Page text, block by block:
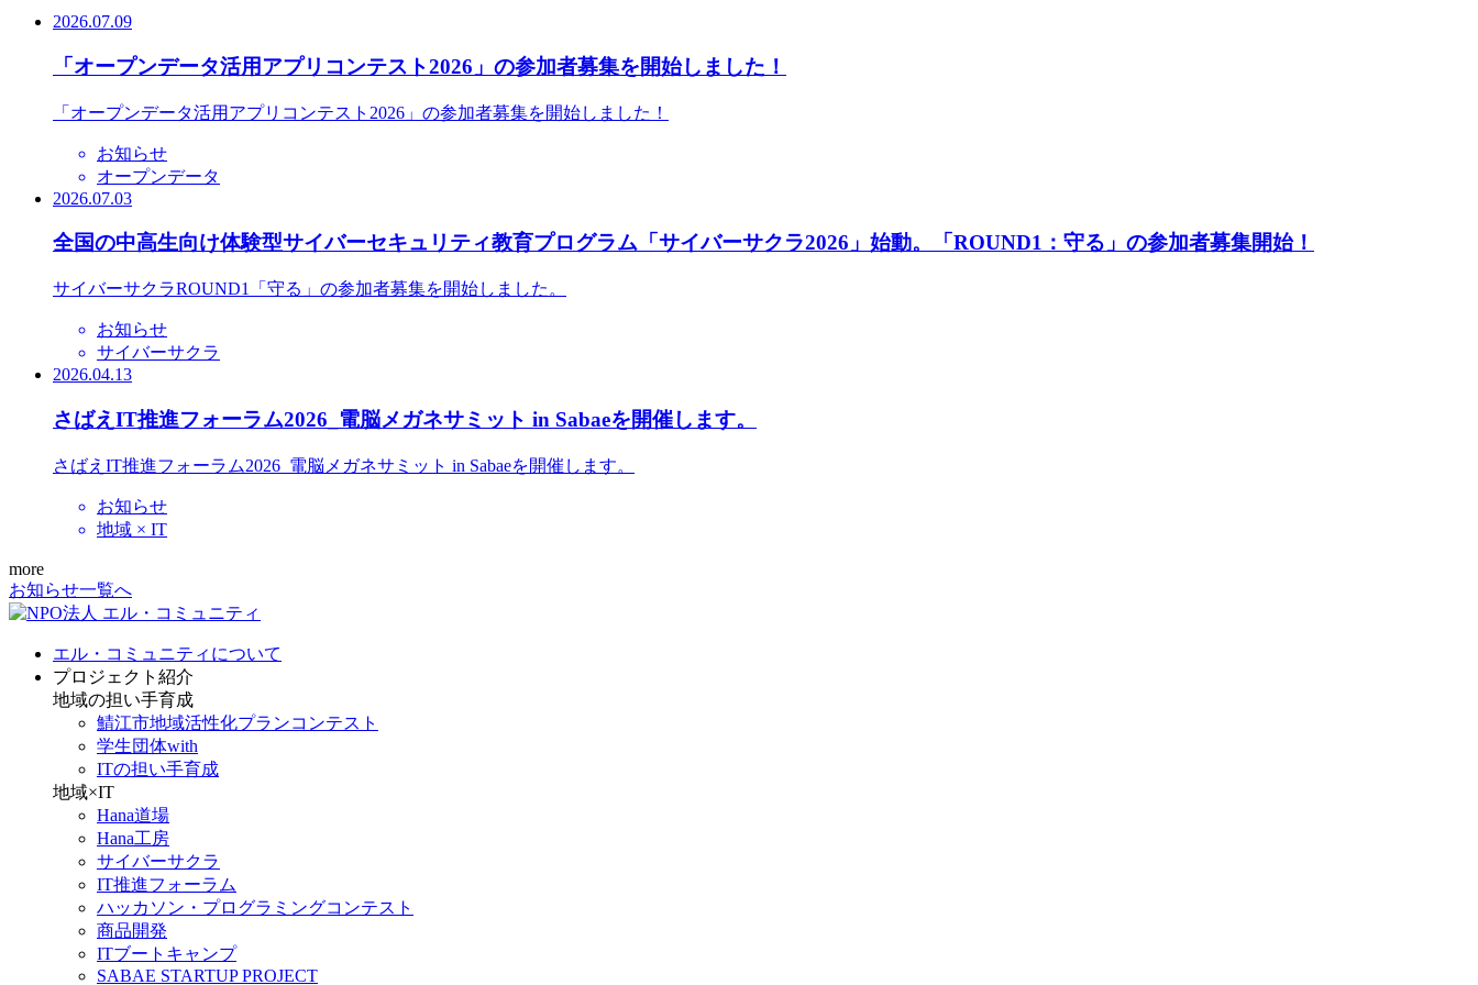
2026.07.09
「オープンデータ活用アプリコンテスト2026」の参加者募集を開始しました！
「オープンデータ活用アプリコンテスト2026」の参加者募集を開始しました！
お知らせ
オープンデータ
2026.07.03
全国の中高生向け体験型サイバーセキュリティ教育プログラム「サイバーサクラ2026」始動。「ROUND1：守る」の参加者募集開始！
サイバーサクラROUND1「守る」の参加者募集を開始しました。
お知らせ
サイバーサクラ
2026.04.13
さばえIT推進フォーラム2026_電脳メガネサミット in Sabaeを開催します。
さばえIT推進フォーラム2026_電脳メガネサミット in Sabaeを開催します。
お知らせ
地域 × IT
more
お知らせ一覧へ
エル・コミュニティについて
プロジェクト紹介
地域の担い手育成
鯖江市地域活性化プランコンテスト
学生団体with
ITの担い手育成
地域×IT
Hana道場
Hana工房
サイバーサクラ
IT推進フォーラム
ハッカソン・プログラミングコンテスト
商品開発
ITブートキャンプ
SABAE STARTUP PROJECT